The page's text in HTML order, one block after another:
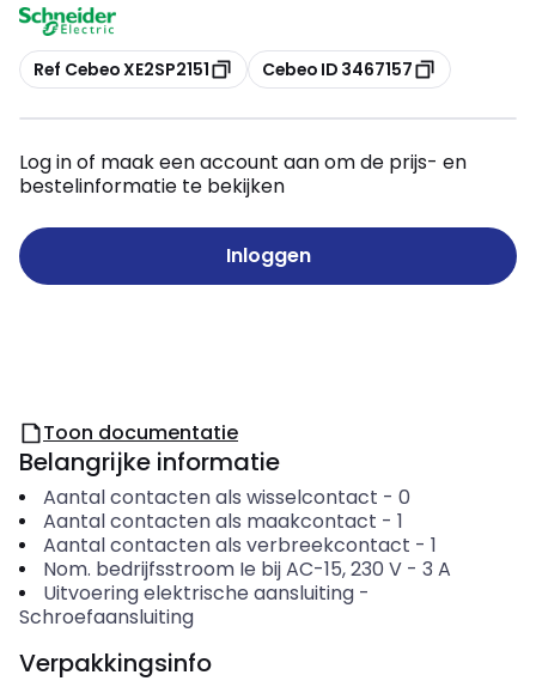
Kopiëren
Ref Cebeo XE2SP2151 Kopiëren
Cebeo ID 3467157
Log in of maak een account aan om de prijs- en
bestelinformatie te bekijken
Inloggen
Toon documentatie
Belangrijke informatie
Aantal contacten als wisselcontact - 0
Aantal contacten als maakcontact - 1
Aantal contacten als verbreekcontact - 1
Nom. bedrijfsstroom Ie bij AC-15, 230 V- 3 A
Uitvoering elektrische aansluiting-
Schroefaansluiting
Verpakkingsinfo